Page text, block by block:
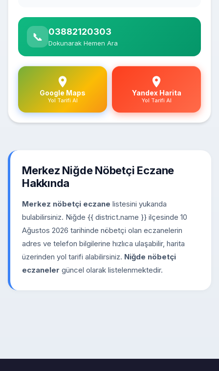
📞 03882120303
Dokunarak Hemen Ara
Google Maps
Yol Tarifi Al
Yandex Harita
Yol Tarifi Al
Merkez Niğde Nöbetçi Eczane
Hakkında
Merkez nöbetçi eczane listesini yukarıda
bulabilirsiniz. Niğde {{ district.name }} ilçesinde 10
Ağustos 2026 tarihinde nöbetçi olan eczanelerin
adres ve telefon bilgilerine hızlıca ulaşabilir, harita
üzerinden yol tarifi alabilirsiniz. Niğde nöbetçi
eczaneler güncel olarak listelenmektedir.